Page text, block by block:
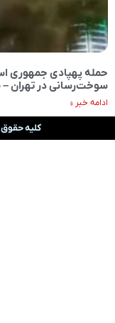
حمله پهپادی جمهوری
سوخت‌رسانی در تهران –
ادامه خبر »
کلیه حقوق